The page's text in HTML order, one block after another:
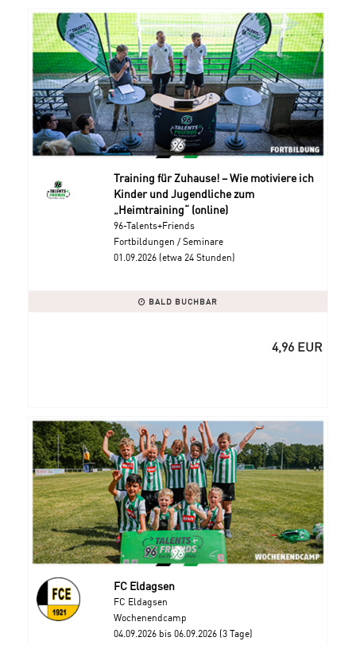
Training für Zuhause! – Wie motiviere ich
Kinder und Jugendliche zum
„Heimtraining“ (online)
96-Talents+Friends
Fortbildungen / Seminare
01.09.2026 (etwa 24 Stunden)
BALD BUCHBAR
4,96 EUR
FC Eldagsen
FC Eldagsen
Wochenendcamp
04.09.2026 bis 06.09.2026 (3 Tage)